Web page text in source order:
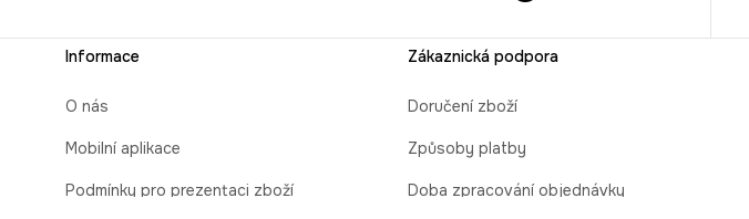
Informace
O nás
Mobilní aplikace
Podmínky pro prezentaci zboží
Zákaznická podpora
Doručení zboží
Způsoby platby
Doba zpracování objednávky